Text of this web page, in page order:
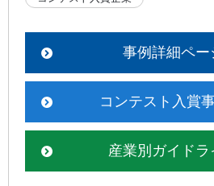
事例詳細ペー
コンテスト入賞
産業別ガイドラ